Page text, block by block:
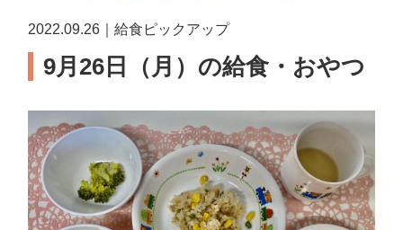
2022.09.26｜給食ピックアップ
9月26日（月）の給食・おやつ